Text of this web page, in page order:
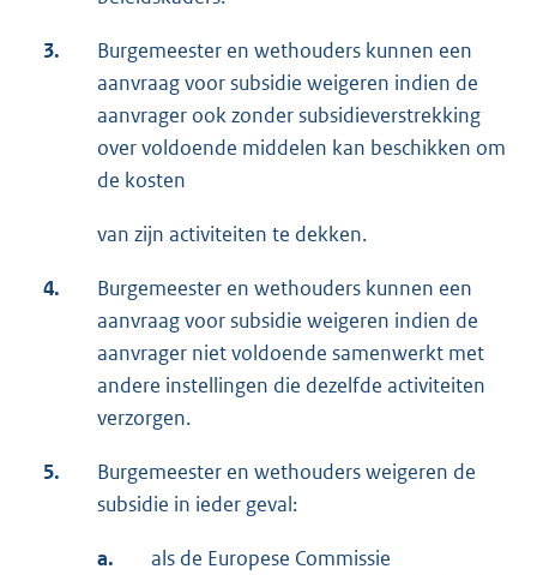
3.
Burgemeester en wethouders kunnen een
aanvraag voor subsidie weigeren indien de
aanvrager ook zonder subsidieverstrekking
over voldoende middelen kan beschikken om
de kosten
van zijn activiteiten te dekken.
4.
Burgemeester en wethouders kunnen een
aanvraag voor subsidie weigeren indien de
aanvrager niet voldoende samenwerkt met
andere instellingen die dezelfde activiteiten
verzorgen.
5.
Burgemeester en wethouders weigeren de
subsidie in ieder geval:
a.
als de Europese Commissie